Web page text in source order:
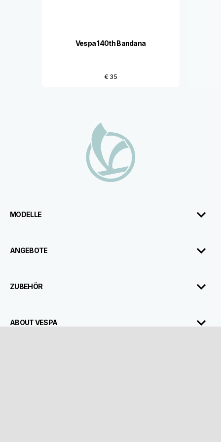
Vespa 140th Bandana
€ 35
MODELLE
ANGEBOTE
ZUBEHÖR
ABOUT VESPA